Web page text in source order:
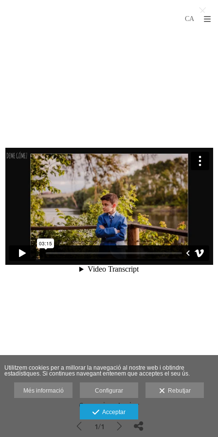
Comunion Javier
1/1
Utilitzem cookies per a millorar la navegació al nostre web i obtindre
estadístiques. Si continues navegant entenem que acceptes el seu ús.
Més informació Configurar Rebutjar
Acceptar